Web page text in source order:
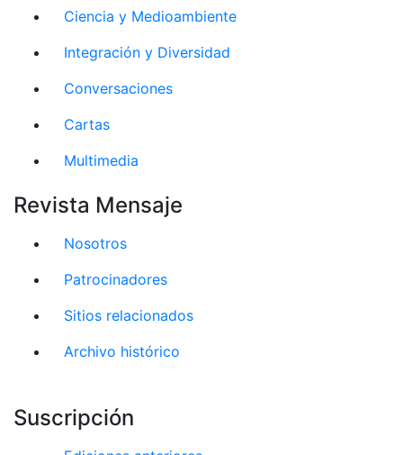
Ciencia y Medioambiente
Integración y Diversidad
Conversaciones
Cartas
Multimedia
Revista Mensaje
Nosotros
Patrocinadores
Sitios relacionados
Archivo histórico
Suscripción